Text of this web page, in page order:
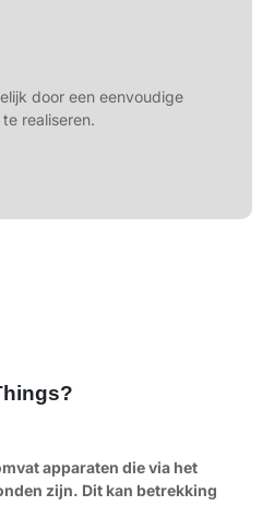
door een eenvoudige
realiseren.
apparaten die via het
zijn. Dit kan betrekking